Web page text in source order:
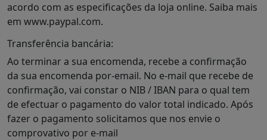
acordo com as especificações da loja online. Saiba mais
em www.paypal.com.
Transferência bancária:
Ao terminar a sua encomenda, recebe a confirmação
da sua encomenda por-email. No e-mail que recebe de
confirmação, vai constar o NIB / IBAN para o qual tem
de efectuar o pagamento do valor total indicado. Após
fazer o pagamento solicitamos que nos envie o
comprovativo por e-mail